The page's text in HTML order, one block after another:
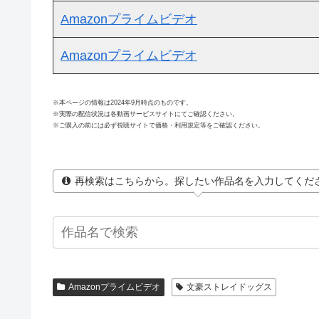
Amazonプライムビデオ
Amazonプライムビデオ
※本ページの情報は2024年9月時点のものです。
※実際の配信状況は各動画サービスサイトにてご確認ください。
※ご購入の前には必ず視聴サイトで価格・利用規定等をご確認ください。
再検索はこちらから。探したい作品名を入力してくだ
Amazonプライムビデオ 文豪ストレイドッグス